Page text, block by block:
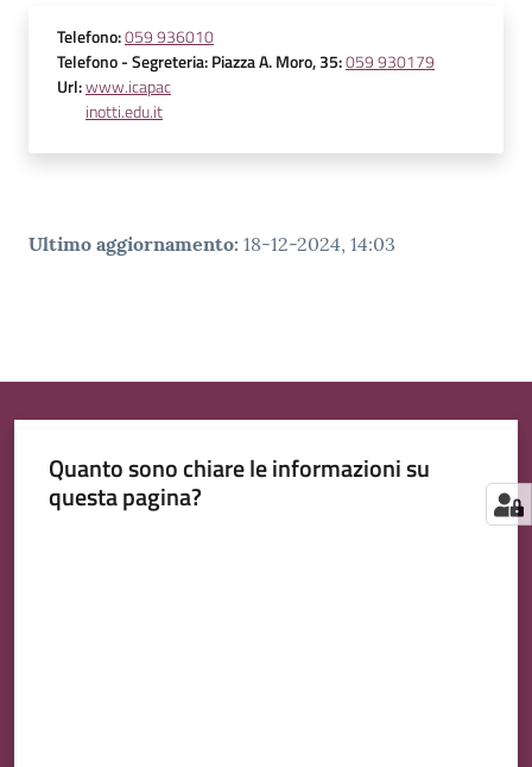
Telefono:059 936010
Telefono- Segreteria: Piazza A. Moro, 35:059 930179
Url:www.icapac
inotti.edu.it
Ultimo aggiornamento: 18-12-2024, 14:03
Quanto sono chiare le informazioni su
questa pagina?